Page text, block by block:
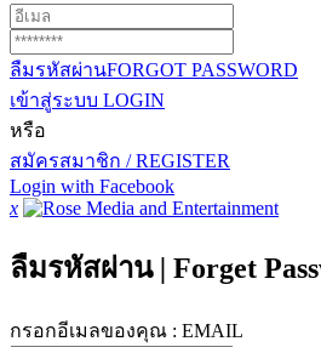
ลืมรหัสผ่านFORGOT PASSWORD
เข้าสู่ระบบ LOGIN
หรือ
สมัครสมาชิก / REGISTER
Login with Facebook
x
ลืมรหัสผ่าน | Forget
กรอกอีเมลของคุณ : EMAIL